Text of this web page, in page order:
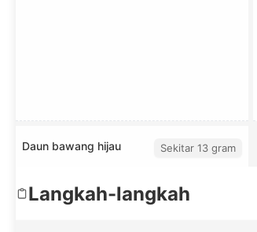
Daun bawang hijau Sekitar 13 gram
Langkah-langkah